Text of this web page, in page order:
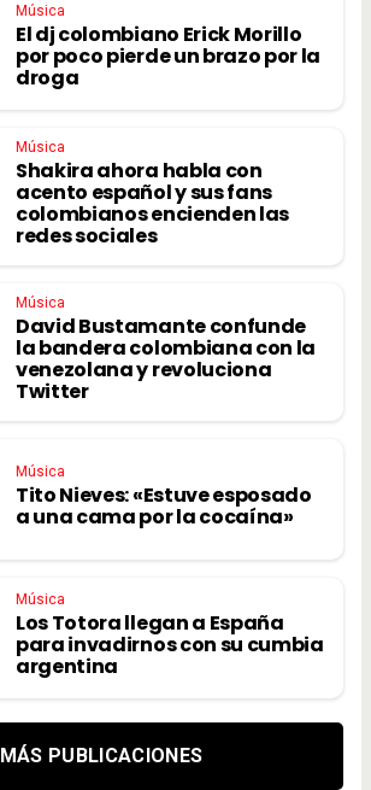
Música
El dj colombiano Erick Morillo
por poco pierde un brazo por la
droga
Música
Shakira ahora habla con
acento español y sus fans
colombianos encienden las
redes sociales
Música
David Bustamante confunde
la bandera colombiana con la
venezolana y revoluciona
Twitter
Música
Tito Nieves: «Estuve esposado
a una cama por la cocaína»
Música
Los Totora llegan a España
para invadirnos con su cumbia
argentina
MÁS PUBLICACIONES